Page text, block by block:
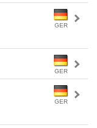
GER
GER
GER